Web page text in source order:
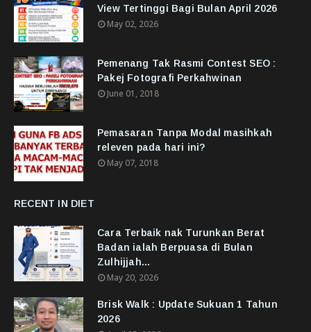
View Tertinggi Bagi Bulan April 2026
May 02, 2026
Pemenang Tak Rasmi Contest SEO :
Pakej Fotografi Perkahwinan
June 01, 2018
Pemasaran Tanpa Modal masihkah
releven pada hari ini?
May 07, 2018
RECENT IN DIET
Cara Terbaik nak Turunkan Berat
Badan ialah Berpuasa di Bulan
Zulhijjah...
May 20, 2026
Brisk Walk : Update Sukuan 1 Tahun
2026